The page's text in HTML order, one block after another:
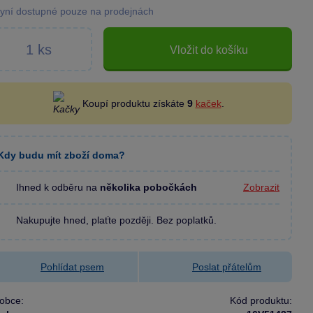
dostupné pouze na prodejnách
Vložit do košíku
Koupí produktu získáte 9 kaček.
budu mít zboží doma?
Ihned k odběru na několika pobočkách Zobrazit
Nakupujte hned, plaťte později. Bez poplatků.
Pohlídat psem Poslat přátelům
Kód produktu: